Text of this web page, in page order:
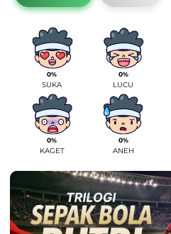
0%
SUKA
0%
LUCU
0%
KAGET
0%
ANEH